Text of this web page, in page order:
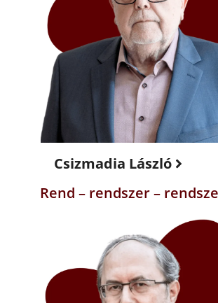
Csizmadia László
Rend – rendszer –